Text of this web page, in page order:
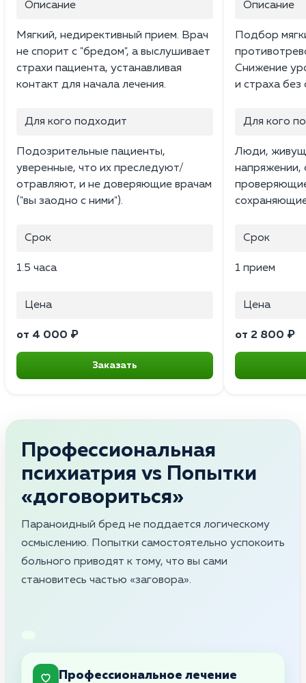
Описание
Мягкий, недирективный прием. Врач
не спорит с "бредом", а выслушивает
страхи пациента, устанавливая
контакт для начала лечения.
Для кого подходит
Подозрительные пациенты,
уверенные, что их преследуют/
отравляют, и не доверяющие врачам
("вы заодно с ними").
Срок
1.5 часа
Цена
от 4 000 ₽
Заказать
Описание
Подбор
Снижение
и страха без
Для кого
Люди,
напряжении,
Срок
1 прием
Цена
от 2 800 ₽
Профессиональная
психиатрия vs Попытки
«договориться»
Параноидный бред не поддается логическому
осмыслению. Попытки самостоятельно успокоить
больного приводят к тому, что вы сами
становитесь частью «заговора».
Профессиональное лечение